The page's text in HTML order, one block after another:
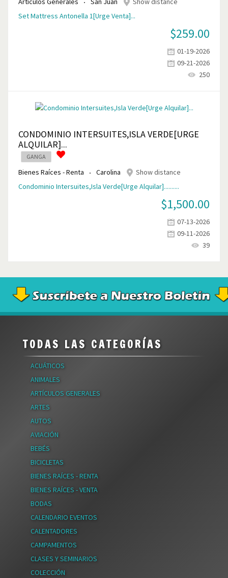
Set Mattress Antonella 1[Urge Venta]...
$259.00
01-19-2026
09-21-2026
250
CONDOMINIO INTERSUITES,ISLA VERDE[URGE
ALQUILAR]...
GANGA
Bienes Raíces - Renta Carolina
Show distance
Condominio Intersuites,Isla Verde[Urge Alquilar]..........
$1,500.00
07-13-2026
09-11-2026
39
TODAS LAS CATEGORÍAS
ACUÁTICOS
ANIMALES
ARTÍCULOS GENERALES
ARTES
AUTOS
AVIACIÓN
BEBÉS
BICICLETAS
BIENES RAÍCES - RENTA
BIENES RAÍCES - VENTA
BODAS
CALENDARIO EVENTOS
CALENTADORES
CAMPAMENTOS
CLASES Y SEMINARIOS
COLECCIÓN